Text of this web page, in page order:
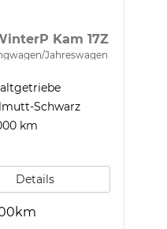
Kam 17Z
Jahreswagen
Schwarz
km
Details